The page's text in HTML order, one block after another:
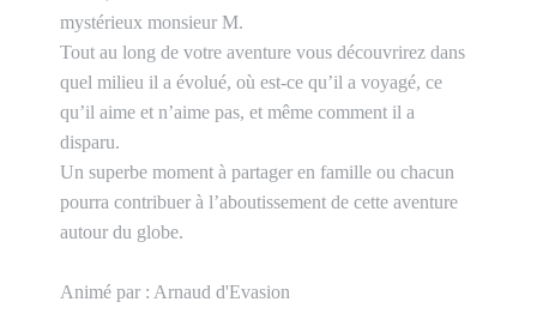
mystérieux monsieur M.
Tout au long de votre aventure vous découvrirez dans
quel milieu il a évolué, où est-ce qu’il a voyagé, ce
qu’il aime et n’aime pas, et même comment il a
disparu.
Un superbe moment à partager en famille ou chacun
pourra contribuer à l’aboutissement de cette aventure
autour du globe.
Animé par : Arnaud d'Evasion